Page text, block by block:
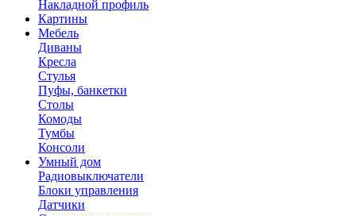
Накладной профиль
Картины
Мебель
Диваны
Кресла
Стулья
Пуфы, банкетки
Столы
Комоды
Тумбы
Консоли
Умный дом
Радиовыключатели
Блоки управления
Датчики